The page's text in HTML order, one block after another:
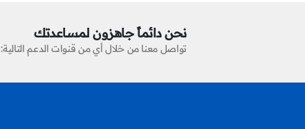
نحن دائماً جاهزون لمساعدتك
تواصل معنا من خلال أي من قنوات الدعم التالية: